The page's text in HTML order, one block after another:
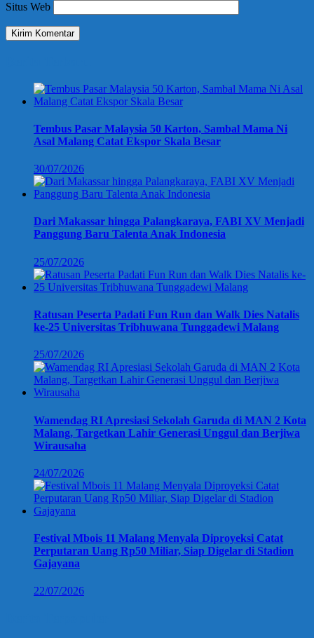
Situs Web
Tembus Pasar Malaysia 50 Karton, Sambal Mama Ni
Asal Malang Catat Ekspor Skala Besar
30/07/2026
Dari Makassar hingga Palangkaraya, FABI XV Menjadi
Panggung Baru Talenta Anak Indonesia
25/07/2026
Ratusan Peserta Padati Fun Run dan Walk Dies Natalis
ke-25 Universitas Tribhuwana Tunggadewi Malang
25/07/2026
Wamendag RI Apresiasi Sekolah Garuda di MAN 2 Kota
Malang, Targetkan Lahir Generasi Unggul dan Berjiwa
Wirausaha
24/07/2026
Festival Mbois 11 Malang Menyala Diproyeksi Catat
Perputaran Uang Rp50 Miliar, Siap Digelar di Stadion
Gajayana
22/07/2026